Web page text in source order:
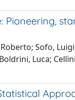
Sofo,
Luca;